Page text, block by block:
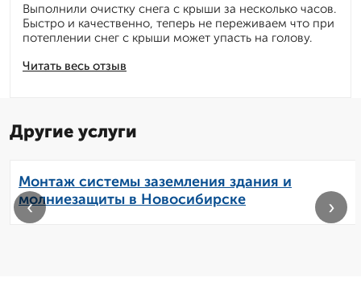
Читать весь отзыв
Выполнили очистку снега с крыши за несколько часов.
Быстро и качественно, теперь не переживаем что при
потеплении снег с крыши может упасть на голову.
Другие услуги
Монтаж системы заземления здания и
молниезащиты в Новосибирске
‹ ›